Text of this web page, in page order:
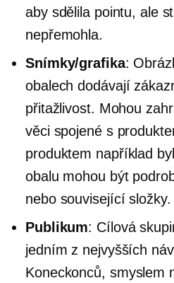
aby sdělila pointu, ale
nepřemohla.
Snímky/grafika:
obalech dodávají
přitažlivost. Mohou
věci spojené s
produktem například
obalu mohou být
nebo související složky.
Publikum: Cílová
jedním z nejvyšších
Koneckonců, smyslem